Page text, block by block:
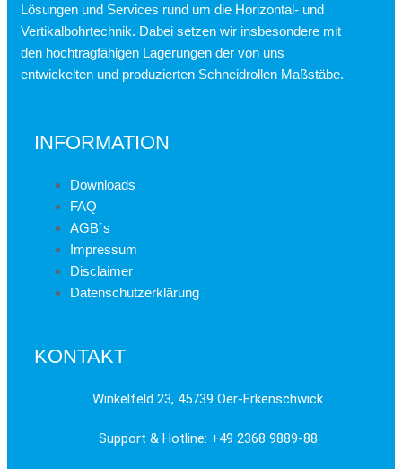
Lösungen und Services rund um die Horizontal- und
Vertikalbohrtechnik. Dabei setzen wir insbesondere mit
den hochtragfähigen Lagerungen der von uns
entwickelten und produzierten Schneidrollen Maßstäbe.
INFORMATION
Downloads
FAQ
AGB´s
Impressum
Disclaimer
Datenschutzerklärung
KONTAKT
Winkelfeld 23, 45739 Oer-Erkenschwick
Support & Hotline: +49 2368 9889-88